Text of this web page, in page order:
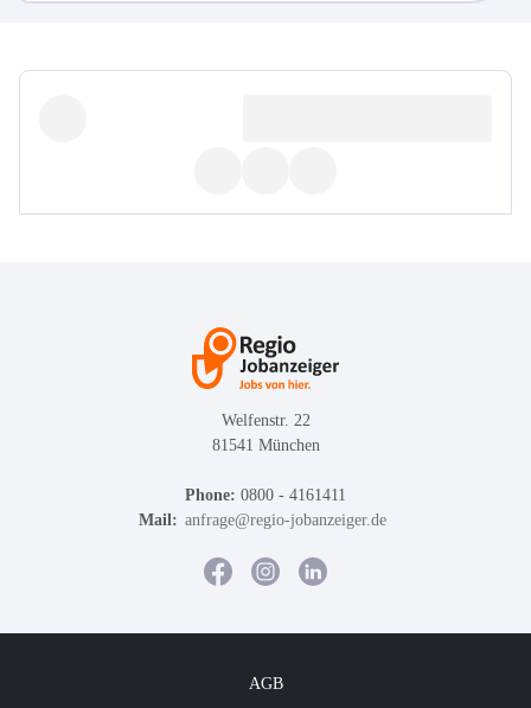
Welfenstr. 22
81541 München
Phone: 0800 - 4161411
Mail: anfrage@regio-jobanzeiger.de
AGB